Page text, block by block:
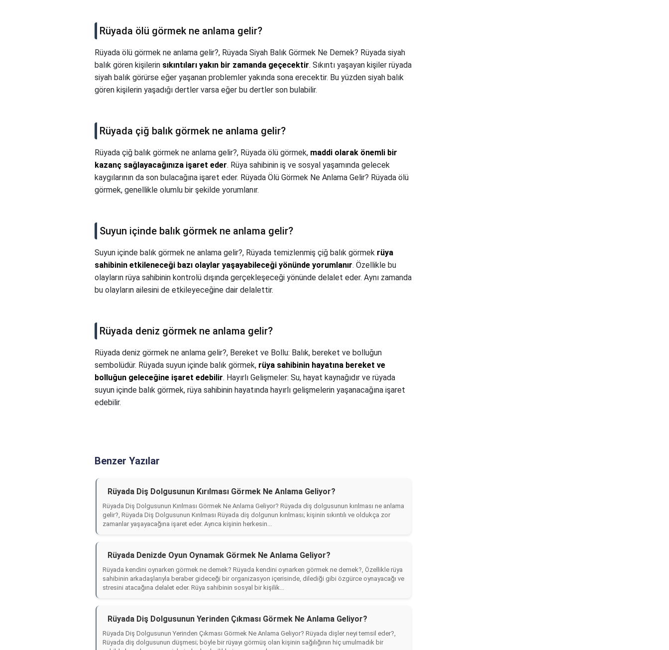
Rüyada ölü görmek ne anlama gelir?
Rüyada ölü görmek ne anlama gelir?, Rüyada Siyah Balık Görmek Ne Demek? Rüyada siyah
balık gören kişilerin sıkıntıları yakın bir zamanda geçecektir. Sıkıntı yaşayan kişiler rüyada
siyah balık görürse eğer yaşanan problemler yakında sona erecektir. Bu yüzden siyah balık
gören kişilerin yaşadığı dertler varsa eğer bu dertler son bulabilir.
Rüyada çiğ balık görmek ne anlama gelir?
Rüyada çiğ balık görmek ne anlama gelir?, Rüyada ölü görmek, maddi olarak önemli bir
kazanç sağlayacağınıza işaret eder. Rüya sahibinin iş ve sosyal yaşamında gelecek
kaygılarının da son bulacağına işaret eder. Rüyada Ölü Görmek Ne Anlama Gelir? Rüyada ölü
görmek, genellikle olumlu bir şekilde yorumlanır.
Suyun içinde balık görmek ne anlama gelir?
Suyun içinde balık görmek ne anlama gelir?, Rüyada temizlenmiş çiğ balık görmek rüya
sahibinin etkileneceği bazı olaylar yaşayabileceği yönünde yorumlanır. Özellikle bu
olayların rüya sahibinin kontrolü dışında gerçekleşeceği yönünde delalet eder. Aynı zamanda
bu olayların ailesini de etkileyeceğine dair delalettir.
Rüyada deniz görmek ne anlama gelir?
Rüyada deniz görmek ne anlama gelir?, Bereket ve Bollu: Balık, bereket ve bolluğun
sembolüdür. Rüyada suyun içinde balık görmek, rüya sahibinin hayatına bereket ve
bolluğun geleceğine işaret edebilir. Hayırlı Gelişmeler: Su, hayat kaynağıdır ve rüyada
suyun içinde balık görmek, rüya sahibinin hayatında hayırlı gelişmelerin yaşanacağına işaret
edebilir.
Benzer Yazılar
Rüyada Diş Dolgusunun Kırılması Görmek Ne Anlama Geliyor?
Rüyada Diş Dolgusunun Kırılması Görmek Ne Anlama Geliyor? Rüyada diş dolgusunun kırılması ne anlama
gelir?, Rüyada Diş Dolgusunun Kırılması Rüyada diş dolgunun kırılması; kişinin sıkıntılı ve oldukça zor
zamanlar yaşayacağına işaret eder. Ayrıca kişinin herkesin...
Rüyada Denizde Oyun Oynamak Görmek Ne Anlama Geliyor?
Rüyada kendini oynarken görmek ne demek? Rüyada kendini oynarken görmek ne demek?, Özellikle rüya
sahibinin arkadaşlarıyla beraber gideceği bir organizasyon içerisinde, dilediği gibi özgürce oynayacağı ve
stresini atacağına delalet eder. Rüya sahibinin sosyal bir kişilik...
Rüyada Diş Dolgusunun Yerinden Çıkması Görmek Ne Anlama Geliyor?
Rüyada Diş Dolgusunun Yerinden Çıkması Görmek Ne Anlama Geliyor? Rüyada dişler neyi temsil eder?,
Rüyada diş dolgusunun düşmesi; böyle bir rüyayı görmüş olan kişinin sağılığının hiç umulmadık bir